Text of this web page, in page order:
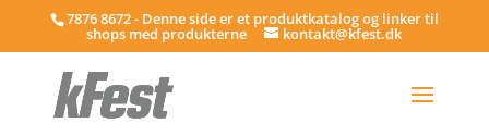
7876 8672 - Denne side er et produktkatalog og linker til
shops med produkterne kontakt@kfest.dk